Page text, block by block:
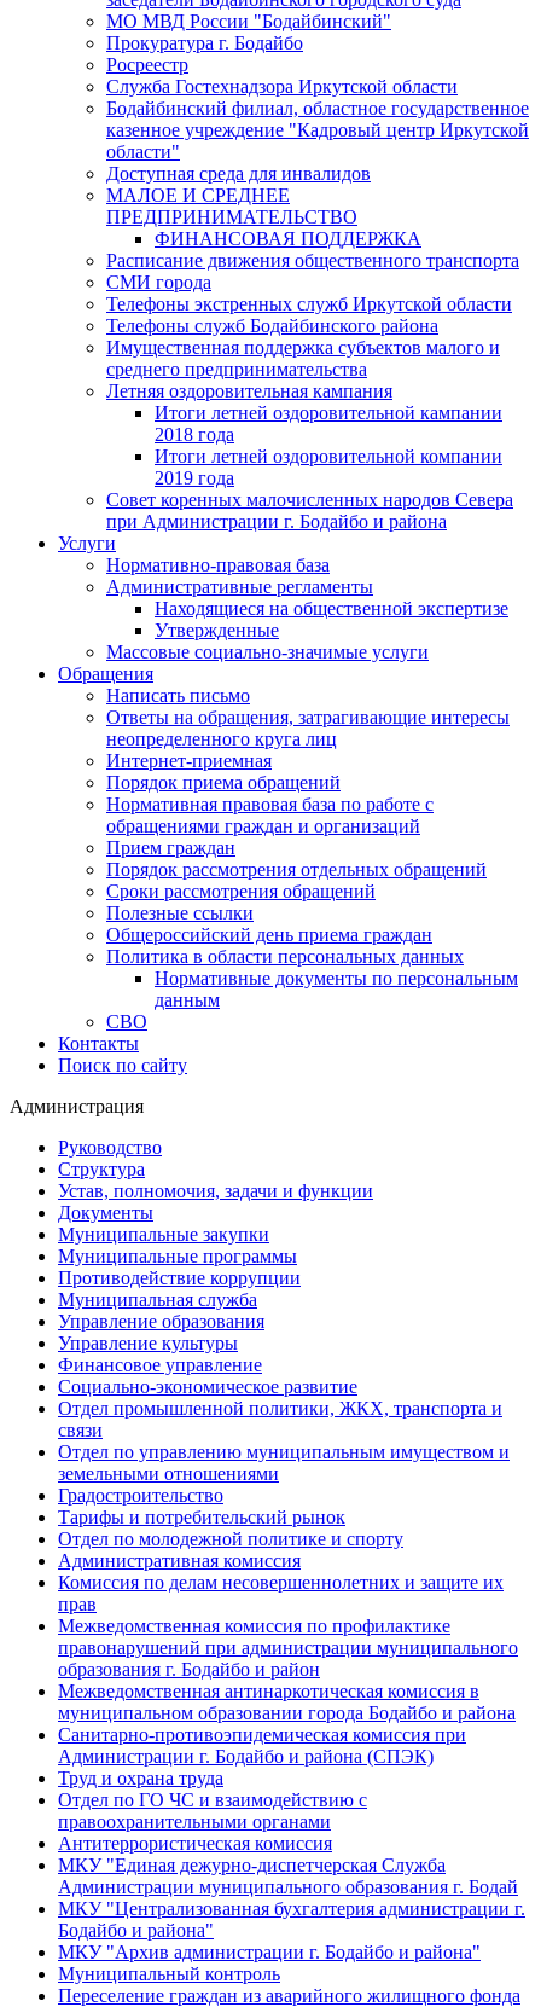
МО МВД России "Бодайбинский"
Прокуратура г. Бодайбо
Росреестр
Служба Гостехнадзора Иркутской области
Бодайбинский филиал, областное государственное
казенное учреждение "Кадровый центр Иркутской
области"
Доступная среда для инвалидов
МАЛОЕ И СРЕДНЕЕ
ПРЕДПРИНИМАТЕЛЬСТВО
ФИНАНСОВАЯ ПОДДЕРЖКА
Расписание движения общественного транспорта
СМИ города
Телефоны экстренных служб Иркутской области
Телефоны служб Бодайбинского района
Имущественная поддержка субъектов малого и
среднего предпринимательства
Летняя оздоровительная кампания
Итоги летней оздоровительной кампании
2018 года
Итоги летней оздоровительной компании
2019 года
Совет коренных малочисленных народов Севера
при Администрации г. Бодайбо и района
Услуги
Нормативно-правовая база
Административные регламенты
Находящиеся на общественной экспертизе
Утвержденные
Массовые социально-значимые услуги
Обращения
Написать письмо
Ответы на обращения, затрагивающие интересы
неопределенного круга лиц
Интернет-приемная
Порядок приема обращений
Нормативная правовая база по работе с
обращениями граждан и организаций
Прием граждан
Порядок рассмотрения отдельных обращений
Сроки рассмотрения обращений
Полезные ссылки
Общероссийский день приема граждан
Политика в области персональных данных
Нормативные документы по персональным
данным
СВО
Контакты
Поиск по сайту
Администрация
Руководство
Структура
Устав, полномочия, задачи и функции
Документы
Муниципальные закупки
Муниципальные программы
Противодействие коррупции
Муниципальная служба
Управление образования
Управление культуры
Финансовое управление
Социально-экономическое развитие
Отдел промышленной политики, ЖКХ, транспорта и
связи
Отдел по управлению муниципальным имуществом и
земельными отношениями
Градостроительство
Тарифы и потребительский рынок
Отдел по молодежной политике и спорту
Административная комиссия
Комиссия по делам несовершеннолетних и защите их
прав
Межведомственная комиссия по профилактике
правонарушений при администрации муниципального
образования г. Бодайбо и район
Межведомственная антинаркотическая комиссия в
муниципальном образовании города Бодайбо и района
Санитарно-противоэпидемическая комиссия при
Администрации г. Бодайбо и района (СПЭК)
Труд и охрана труда
Отдел по ГО ЧС и взаимодействию с
правоохранительными органами
Антитеррористическая комиссия
МКУ "Единая дежурно-диспетчерская Служба
Администрации муниципального образования г. Бодай
МКУ "Централизованная бухгалтерия администрации г.
Бодайбо и района"
МКУ "Архив администрации г. Бодайбо и района"
Муниципальный контроль
Переселение граждан из аварийного жилищного фонда